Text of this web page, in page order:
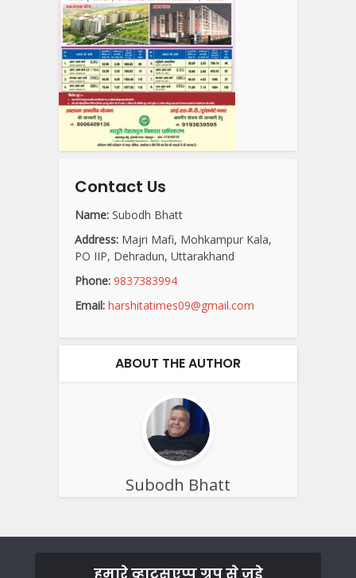
Contact Us
Name: Subodh Bhatt
Address: Majri Mafi, Mohkampur Kala,
PO IIP, Dehradun, Uttarakhand
Phone: 9837383994
Email: harshitatimes09@gmail.com
ABOUT THE AUTHOR
Subodh Bhatt
हमारे व्हाट्सएप्प ग्रुप से जुड़े